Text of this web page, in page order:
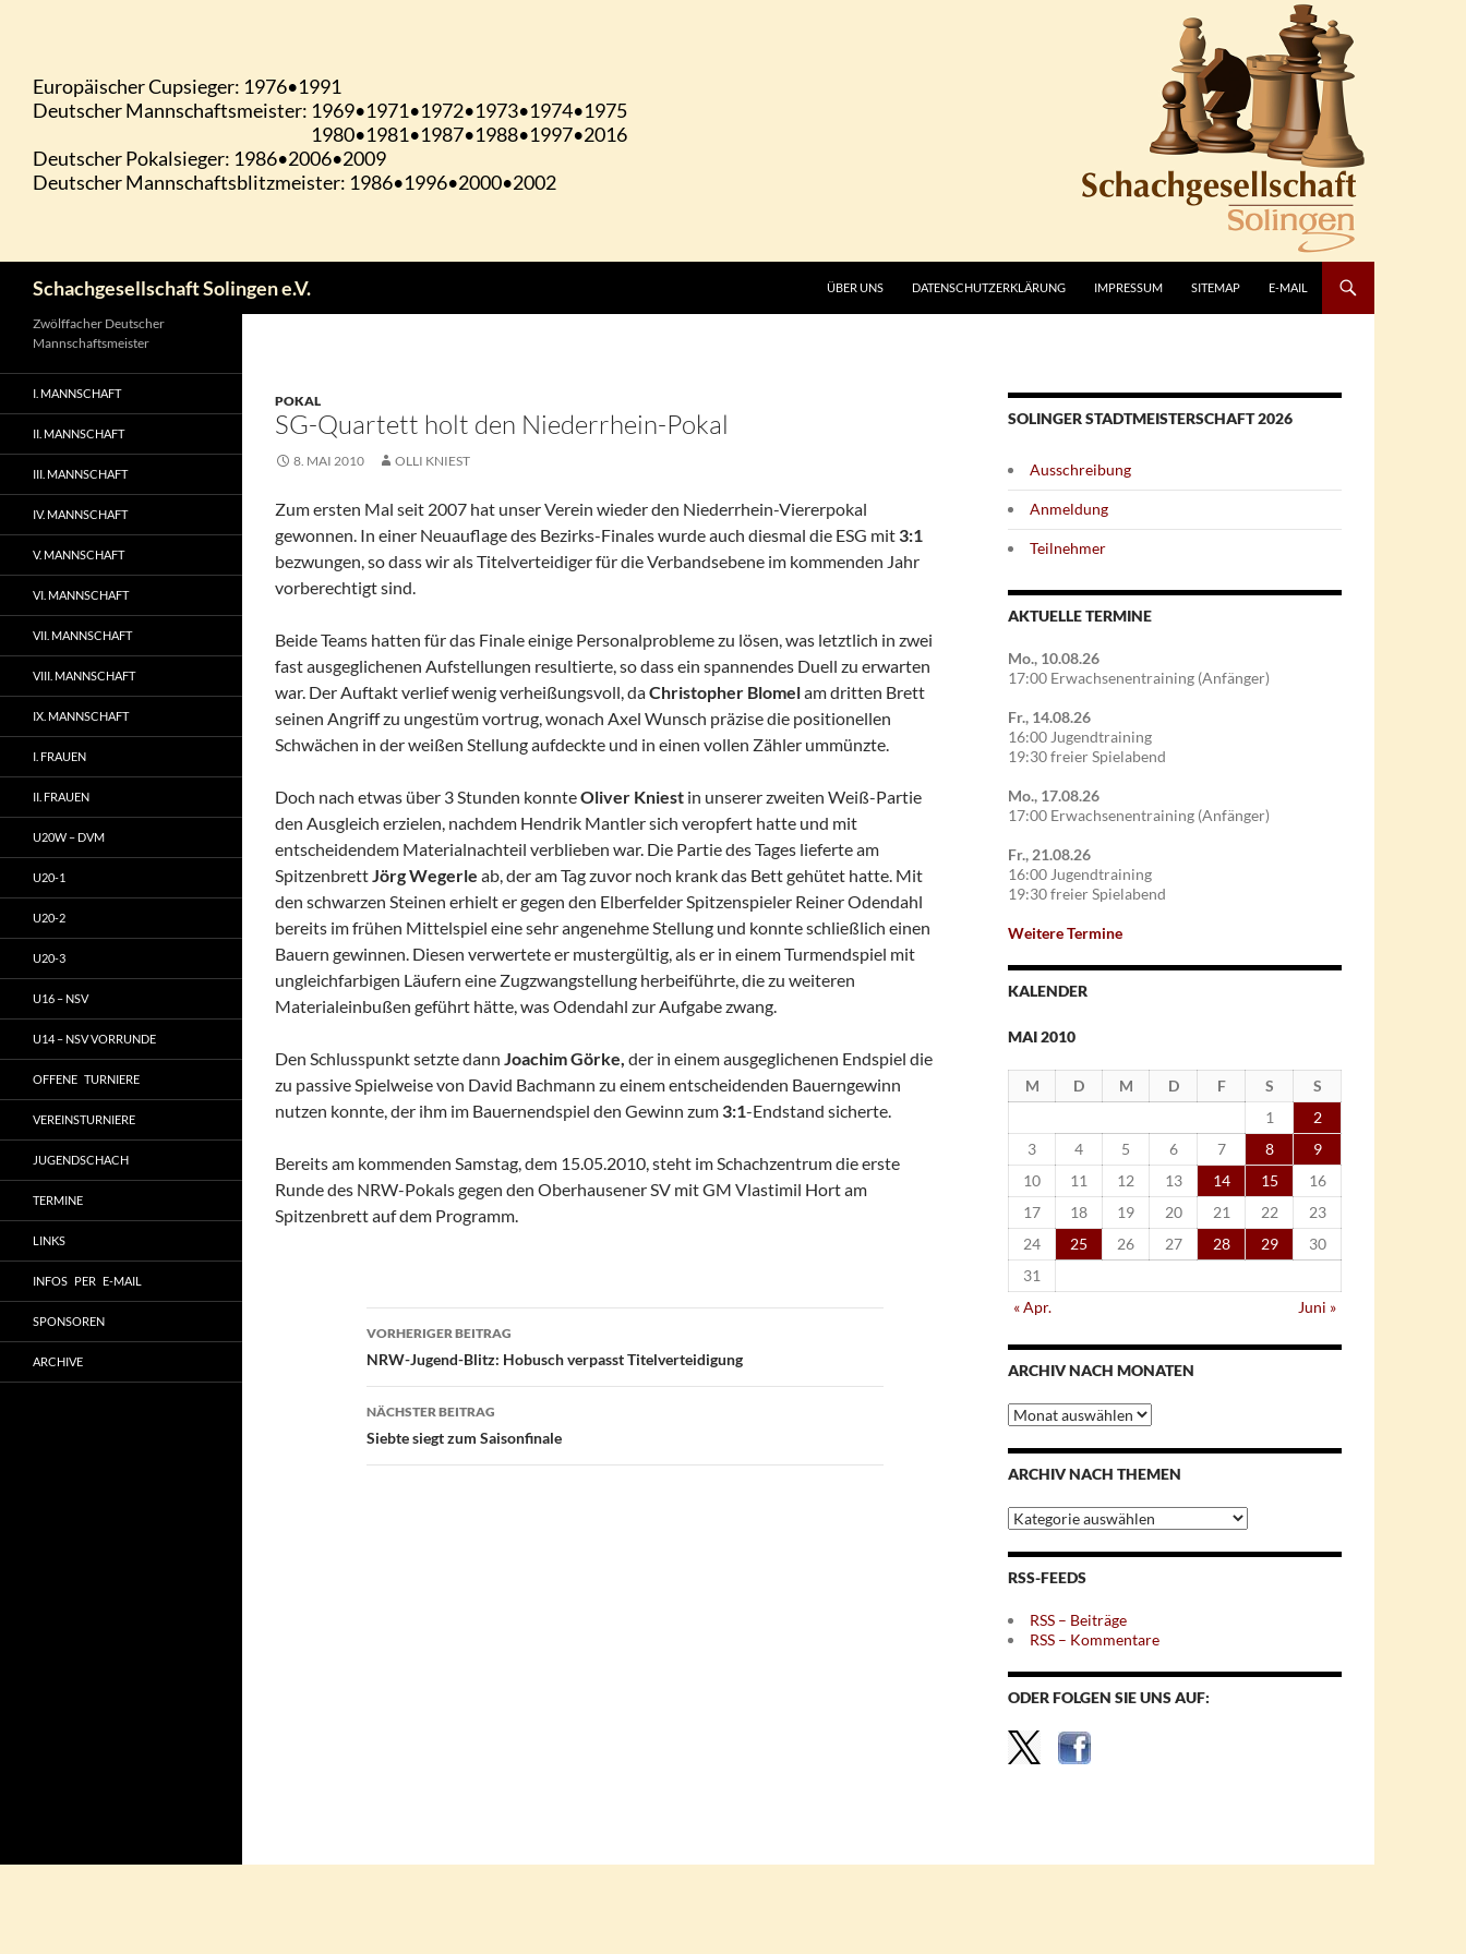
Schachgesellschaft Solingen e.V. ÜBER UNS DATENSCHUTZERKLÄRUNG IMPRESSUM SITEMAP E-MAIL
POKAL
SG-Quartett holt den Niederrhein-Pokal
8. MAI 2010 OLLI KNIEST
Zum ersten Mal seit 2007 hat unser Verein wieder den Niederrhein-Viererpokal
gewonnen. In einer Neuauflage des Bezirks-Finales wurde auch diesmal die ESG mit 3:1
bezwungen, so dass wir als Titelverteidiger für die Verbandsebene im kommenden Jahr
vorberechtigt sind.
Beide Teams hatten für das Finale einige Personalprobleme zu lösen, was letztlich in zwei
fast ausgeglichenen Aufstellungen resultierte, so dass ein spannendes Duell zu erwarten
war. Der Auftakt verlief wenig verheißungsvoll, daChristopher Blomelam dritten Brett
seinen Angriff zu ungestüm vortrug, wonach Axel Wunsch präzise die positionellen
Schwächen in der weißen Stellung aufdeckte und in einen vollen Zähler ummünzte.
Doch nach etwas über 3 Stunden konnteOliver Kniest in unserer zweiten Weiß-Partie
den Ausgleich erzielen, nachdem Hendrik Mantler sich veropfert hatte und mit
entscheidendem Materialnachteil verblieben war. Die Partie des Tages lieferte am
SpitzenbrettJörg Wegerle ab, der am Tag zuvor noch krank das Bett gehütet hatte. Mit
den schwarzen Steinen erhielt er gegen den Elberfelder Spitzenspieler Reiner Odendahl
bereits im frühen Mittelspiel eine sehr angenehme Stellung und konnte schließlich einen
Bauern gewinnen. Diesen verwertete er mustergültig, als er in einem Turmendspiel mit
ungleichfarbigen Läufern eine Zugzwangstellung herbeiführte, die zu weiteren
Materialeinbußen geführt hätte, was Odendahl zur Aufgabe zwang.
Den Schlusspunkt setzte dann Joachim Görke, der in einem ausgeglichenen Endspiel die
zu passive Spielweise von David Bachmann zu einem entscheidenden Bauerngewinn
nutzen konnte, der ihm im Bauernendspiel den Gewinn zum 3:1-Endstand sicherte.
Bereits am kommenden Samstag, dem 15.05.2010, steht im Schachzentrum die erste
Runde des NRW-Pokals gegen den Oberhausener SV mit GM Vlastimil Hort am
Spitzenbrett auf dem Programm.
Beitragsnavigation
VORHERIGER BEITRAG
NRW-Jugend-Blitz: Hobusch verpasst Titelverteidigung
NÄCHSTER BEITRAG
Siebte siegt zum Saisonfinale
SOLINGER STADTMEISTERSCHAFT 2026
Ausschreibung
Anmeldung
Teilnehmer
AKTUELLE TERMINE
Mo., 10.08.26
17:00 Erwachsenentraining (Anfänger)
Fr., 14.08.26
16:00 Jugendtraining
19:30 freier Spielabend
Mo., 17.08.26
17:00 Erwachsenentraining (Anfänger)
Fr., 21.08.26
16:00 Jugendtraining
19:30 freier Spielabend
Weitere Termine
KALENDER
MAI 2010
M D M D F S
S
1
2
3
4 5 6 7 8
9
10
11 12 13 14 15
16
17
18 19 20 21 22
23
24
25 26 27 28 29
30
31
« Apr.
Juni »
ARCHIV NACH MONATEN
Archiv
nach
Monaten
ARCHIV NACH THEMEN
Archiv
nach
Themen
RSS-FEEDS
RSS – Beiträge
RSS – Kommentare
ODER FOLGEN SIE UNS AUF:
Zwölffacher Deutscher
Mannschaftsmeister
I. MANNSCHAFT
II. MANNSCHAFT
III. MANNSCHAFT
IV. MANNSCHAFT
V. MANNSCHAFT
VI. MANNSCHAFT
VII. MANNSCHAFT
VIII. MANNSCHAFT
IX. MANNSCHAFT
I. FRAUEN
II. FRAUEN
U20W – DVM
U20-1
U20-2
U20-3
U16 – NSV
U14 – NSV VORRUNDE
OFFENE TURNIERE
VEREINSTURNIERE
JUGENDSCHACH
TERMINE
LINKS
INFOS PER E-MAIL
SPONSOREN
ARCHIVE